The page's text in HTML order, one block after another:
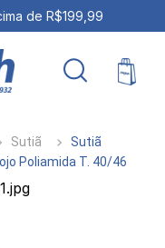
de R$199,99
Sutiã
Sutiã
Poliamida T. 40/46